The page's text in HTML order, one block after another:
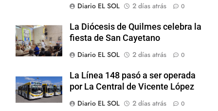
Diario EL SOL
2 días atrás 0
La Diócesis de Quilmes celebra la
fiesta de San Cayetano
Diario EL SOL
2 días atrás 0
La Línea 148 pasó a ser operada
por La Central de Vicente López
Diario EL SOL
2 días atrás 0